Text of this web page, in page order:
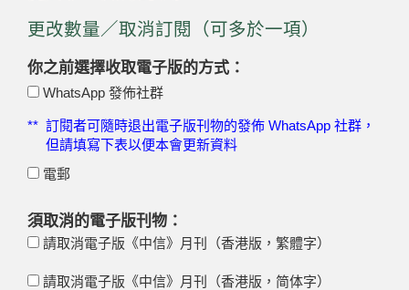
更改數量／取消訂閱（可多於一項）
你之前選擇收取電子版的方式：
WhatsApp 發佈社群
** 訂閱者可隨時退出電子版刊物的發佈 WhatsApp 社群，
但請填寫下表以便本會更新資料
電郵
須取消的電子版刊物：
請取消電子版《中信》月刊（香港版，繁體字）
請取消電子版《中信》月刊（香港版，简体字）